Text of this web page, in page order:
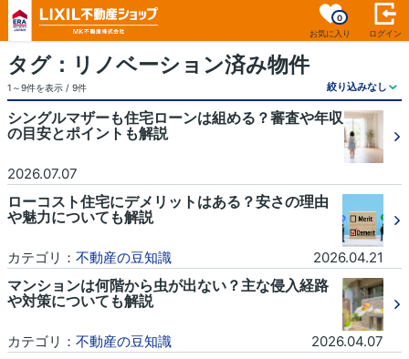
お気に入り
0
ログイン
タグ：リノベーション済み物件
1～9件を表示 / 9件
シングルマザーも住宅ローンは組める？審査や年収
の目安とポイントも解説
2026.07.07
ローコスト住宅にデメリットはある？安さの理由
や魅力についても解説
カテゴリ： 不動産の豆知識 2026.04.21
マンションは何階から虫が出ない？主な侵入経路
や対策についても解説
カテゴリ： 不動産の豆知識 2026.04.07